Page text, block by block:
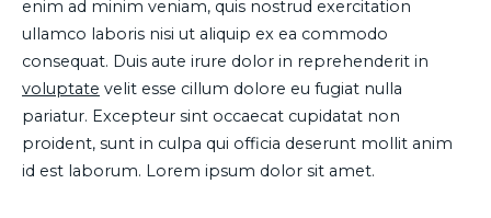
enim ad minim veniam, quis nostrud exercitation
ullamco laboris nisi ut aliquip ex ea commodo
consequat. Duis aute irure dolor in reprehenderit in
voluptate velit esse cillum dolore eu fugiat nulla
pariatur. Excepteur sint occaecat cupidatat non
proident, sunt in culpa qui officia deserunt mollit anim
id est laborum. Lorem ipsum dolor sit amet.